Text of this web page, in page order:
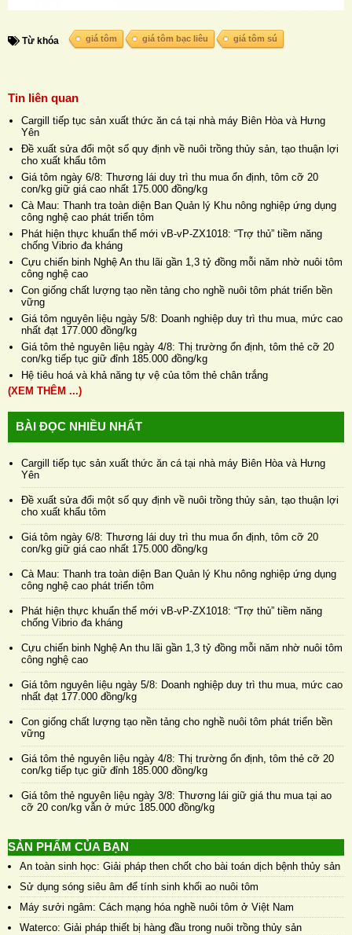
Từ khóa giá tôm giá tôm bạc liêu giá tôm sú
Tin liên quan
Cargill tiếp tục sản xuất thức ăn cá tại nhà máy Biên Hòa và Hưng
Yên
Đề xuất sửa đổi một số quy định về nuôi trồng thủy sản, tạo thuận lợi
cho xuất khẩu tôm
Giá tôm ngày 6/8: Thương lái duy trì thu mua ổn định, tôm cỡ 20
con/kg giữ giá cao nhất 175.000 đồng/kg
Cà Mau: Thanh tra toàn diện Ban Quản lý Khu nông nghiệp ứng dụng
công nghệ cao phát triển tôm
Phát hiện thực khuẩn thể mới vB-vP-ZX1018: “Trợ thủ” tiềm năng
chống Vibrio đa kháng
Cựu chiến binh Nghệ An thu lãi gần 1,3 tỷ đồng mỗi năm nhờ nuôi tôm
công nghệ cao
Con giống chất lượng tạo nền tảng cho nghề nuôi tôm phát triển bền
vững
Giá tôm nguyên liệu ngày 5/8: Doanh nghiệp duy trì thu mua, mức cao
nhất đạt 177.000 đồng/kg
Giá tôm thẻ nguyên liệu ngày 4/8: Thị trường ổn định, tôm thẻ cỡ 20
con/kg tiếp tục giữ đỉnh 185.000 đồng/kg
Hệ tiêu hoá và khả năng tự vệ của tôm thẻ chân trắng
(XEM THÊM ...)
BÀI ĐỌC NHIỀU NHẤT
Cargill tiếp tục sản xuất thức ăn cá tại nhà máy Biên Hòa và Hưng
Yên
Đề xuất sửa đổi một số quy định về nuôi trồng thủy sản, tạo thuận lợi
cho xuất khẩu tôm
Giá tôm ngày 6/8: Thương lái duy trì thu mua ổn định, tôm cỡ 20
con/kg giữ giá cao nhất 175.000 đồng/kg
Cà Mau: Thanh tra toàn diện Ban Quản lý Khu nông nghiệp ứng dụng
công nghệ cao phát triển tôm
Phát hiện thực khuẩn thể mới vB-vP-ZX1018: “Trợ thủ” tiềm năng
chống Vibrio đa kháng
Cựu chiến binh Nghệ An thu lãi gần 1,3 tỷ đồng mỗi năm nhờ nuôi tôm
công nghệ cao
Giá tôm nguyên liệu ngày 5/8: Doanh nghiệp duy trì thu mua, mức cao
nhất đạt 177.000 đồng/kg
Con giống chất lượng tạo nền tảng cho nghề nuôi tôm phát triển bền
vững
Giá tôm thẻ nguyên liệu ngày 4/8: Thị trường ổn định, tôm thẻ cỡ 20
con/kg tiếp tục giữ đỉnh 185.000 đồng/kg
Giá tôm thẻ nguyên liệu ngày 3/8: Thương lái giữ giá thu mua tại ao
cỡ 20 con/kg vẫn ở mức 185.000 đồng/kg
SẢN PHẨM CỦA BẠN
An toàn sinh học: Giải pháp then chốt cho bài toán dịch bệnh thủy sản
Sử dụng sóng siêu âm để tính sinh khối ao nuôi tôm
Máy sưởi ngâm: Cách mạng hóa nghề nuôi tôm ở Việt Nam
Waterco: Giải pháp thiết bị hàng đầu trong nuôi trồng thủy sản